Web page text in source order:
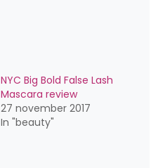
NYC Big Bold False Lash
Mascara review
27 november 2017
In "beauty"